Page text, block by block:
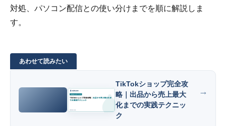
対処、パソコン配信との使い分けまでを順に解説しま
す。
TikTokショップ完全攻
略｜出品から売上最大
化までの実践テクニッ
ク